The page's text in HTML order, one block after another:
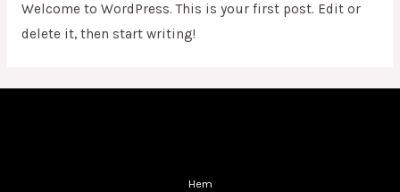
Welcome to WordPress. This is your first post. Edit or
delete it, then start writing!
Hem